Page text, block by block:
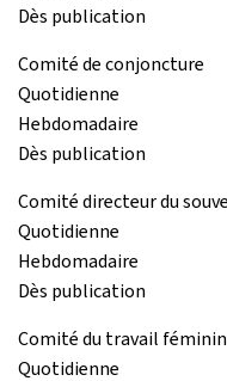
Dès publication
Comité de conjoncture
Quotidienne
Hebdomadaire
Dès publication
Comité directeur du
Quotidienne
Hebdomadaire
Dès publication
Comité du travail féminin
Quotidienne